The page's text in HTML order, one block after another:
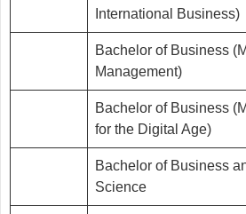
International Business)
Bachelor of Business
Management)
Bachelor of Business
for the Digital Age)
Bachelor of Business
Science